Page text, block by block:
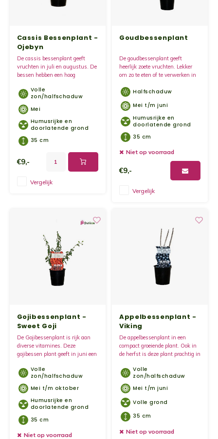
Cassis Bessenplant -
Ojebyn
De cassis bessenplant geeft
vruchten in juli en augustus. De
bessen hebben een hoog
SuperFruit.
Volle
zon/halfschaduw
Mei
Humusrijke en
doorlatende grond
35 cm
€9,-
Vergelijk
Goudbessenplant
De goudbessenplant geeft
heerlijk zoete vruchten. Lekker
om zo te eten of te verwerken in
het eerste jaar al vruchten.
Halfschaduw
Mei t/m juni
Humusrijke en
doorlatende grond
35 cm
Niet op voorraad
€9,-
Vergelijk
Gojibessenplant -
Sweet Goji
De Gojibessenplant is rijk aan
diverse vitamines. Deze
gojibessen plant geeft in juni een
bloemen.Volle
zon/halfschaduw
Mei t/m oktober
Humusrijke en
doorlatende grond
35 cm
Niet op voorraad
Appelbessenplant -
Viking
De appelbessenplant in een
compact groeiende plant. Ook in
de herfst is deze plant prachtig in
bladeren.
Volle
zon/halfschaduw
Mei t/m juni
Volle grond
35 cm
Niet op voorraad